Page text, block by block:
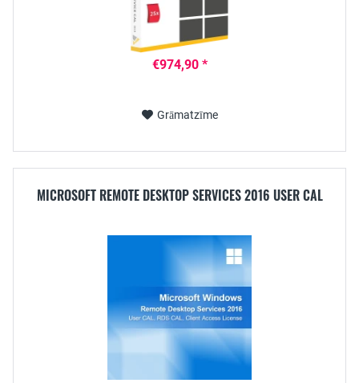
€974,90 *
Grāmatzīme
MICROSOFT REMOTE DESKTOP SERVICES 2016 USER CAL